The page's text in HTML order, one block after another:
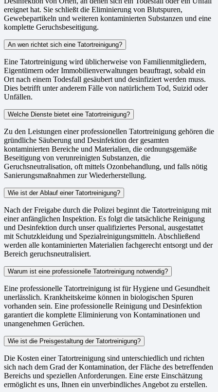
ereignet hat. Sie schließt die Eliminierung von Blutspuren,
Gewebepartikeln und weiteren kontaminierten Substanzen und eine
komplette Geruchsbeseitigung.
An wen richtet sich eine Tatortreinigung?
Eine Tatortreinigung wird üblicherweise von Familienmitgliedern,
Eigentümern oder Immobilienverwaltungen beauftragt, sobald ein
Ort nach einem Todesfall gesäubert und desinfiziert werden muss.
Dies betrifft unter anderem Fälle von natürlichem Tod, Suizid oder
Unfällen.
Welche Dienste bietet eine Tatortreinigung?
Zu den Leistungen einer professionellen Tatortreinigung gehören die
gründliche Säuberung und Desinfektion der gesamten
kontaminierten Bereiche und Materialien, die ordnungsgemäße
Beseitigung von verunreinigten Substanzen, die
Geruchsneutralisation, oft mittels Ozonbehandlung, und falls nötig
Sanierungsmaßnahmen zur Wiederherstellung.
Wie ist der Ablauf einer Tatortreinigung?
Nach der Freigabe durch die Polizei beginnt die Tatortreinigung mit
einer anfänglichen Inspektion. Es folgt die tatsächliche Reinigung
und Desinfektion durch unser qualifiziertes Personal, ausgestattet
mit Schutzkleidung und Spezialreinigungsmitteln. Abschließend
werden alle kontaminierten Materialien fachgerecht entsorgt und der
Bereich geruchsneutralisiert.
Warum ist eine professionelle Tatortreinigung notwendig?
Eine professionelle Tatortreinigung ist für Hygiene und Gesundheit
unerlässlich. Krankheitskeime können in biologischen Spuren
vorhanden sein. Eine professionelle Reinigung und Desinfektion
garantiert die komplette Eliminierung von Kontaminationen und
unangenehmen Gerüchen.
Wie ist die Preisgestaltung der Tatortreinigung?
Die Kosten einer Tatortreinigung sind unterschiedlich und richten
sich nach dem Grad der Kontamination, der Fläche des betreffenden
Bereichs und speziellen Anforderungen. Eine erste Einschätzung
ermöglicht es uns, Ihnen ein unverbindliches Angebot zu erstellen.